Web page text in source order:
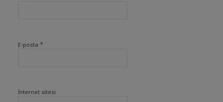
E-posta *
İnternet sitesi